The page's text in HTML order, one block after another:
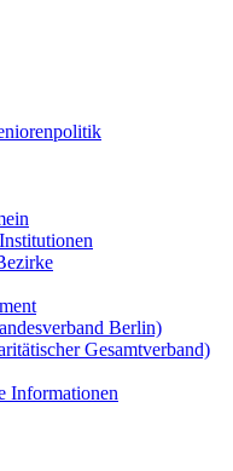
Berlin)
Gesamtverband)
Informationen